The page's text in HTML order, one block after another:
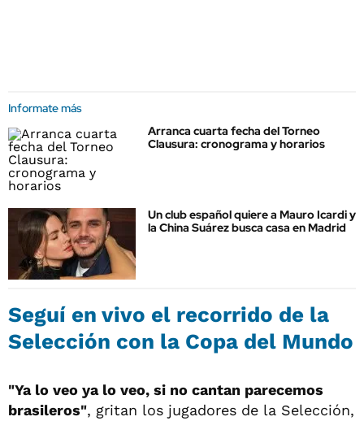
Informate más
Arranca cuarta fecha del Torneo
Clausura: cronograma y horarios
Un club español quiere a Mauro Icardi y
la China Suárez busca casa en Madrid
Seguí en vivo el recorrido de la
Selección con la Copa del Mundo
"Ya lo veo ya lo veo, si no cantan parecemos
brasileros", gritan los jugadores de la Selección,